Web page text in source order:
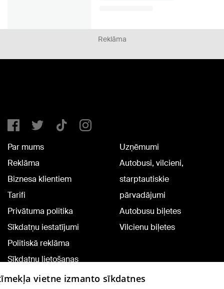
Reklāma
Par mums
Reklāma
Biznesa klientiem
Tarifi
Privātuma politika
Sīkdatņu iestatījumi
Politiskā reklāma
Sīkdatņu lietošanas
noteikumi
Uzņēmumi
Autobusi, vilcieni,
starptautiskie
pārvadājumi
Autobusu biļetes
Vilcienu biļetes
vietne izmanto sīkdatnes